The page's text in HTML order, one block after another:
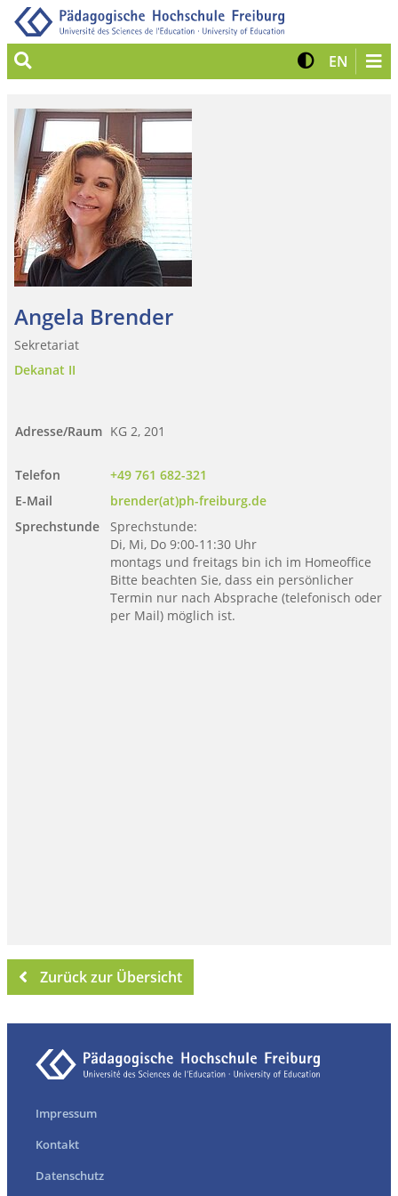
Suche Kontrast
EN Zur
Angela Brender
Sekretariat
Dekanat II
Adresse/Raum KG 2, 201
Telefon
+49 761 682-321
E-Mail
brender(at)ph-freiburg.de
Sprechstunde
Sprechstunde:
Di, Mi, Do 9:00-11:30 Uhr
montags und freitags bin ich im Homeoffice
Bitte beachten Sie, dass ein persönlicher
Termin nur nach Absprache (telefonisch oder
per Mail) möglich ist.
Zurück zur Übersicht
Impressum
Kontakt
Datenschutz